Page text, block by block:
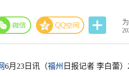
6月23日讯（福州 日报记者 李白蕾